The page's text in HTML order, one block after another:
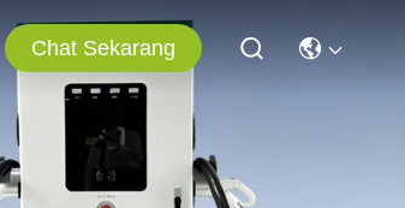
Chat Sekarang